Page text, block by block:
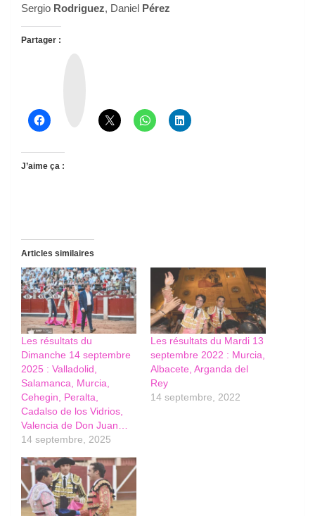
Sergio Rodriguez, Daniel Pérez
Partager :
J’aime ça :
Articles similaires
Les résultats du
Dimanche 14 septembre
2025 : Valladolid,
Salamanca, Murcia,
Cehegin, Peralta,
Cadalso de los Vidrios,
Valencia de Don Juan…
14 septembre, 2025
Les résultats du Mardi 13
septembre 2022 : Murcia,
Albacete, Arganda del
Rey
14 septembre, 2022